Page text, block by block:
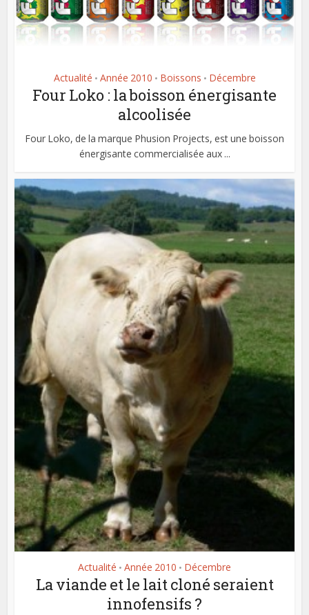
Actualité • Année 2010 • Boissons • Décembre
Four Loko : la boisson énergisante
alcoolisée
Four Loko, de la marque Phusion Projects, est une boisson
énergisante commercialisée aux ...
Actualité • Année 2010 • Décembre
La viande et le lait cloné seraient
innofensifs ?